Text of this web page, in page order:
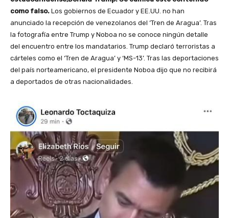
como falso. Los gobiernos de Ecuador y EE.UU. no han
anunciado la recepción de venezolanos del ‘Tren de Aragua’. Tras
la fotografía entre Trump y Noboa no se conoce ningún detalle
del encuentro entre los mandatarios. Trump declaró terroristas a
cárteles como el ‘Tren de Aragua’ y ‘MS-13’. Tras las deportaciones
del país norteamericano, el presidente Noboa dijo que no recibirá
a deportados de otras nacionalidades.